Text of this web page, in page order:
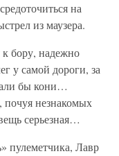
на
из маузера.
бору, надежно
у самой дороги, за
бы кони…
почуя незнакомых
серьезная…
пулеметчика, Лавр